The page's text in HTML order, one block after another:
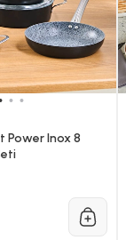
Power Inox 8